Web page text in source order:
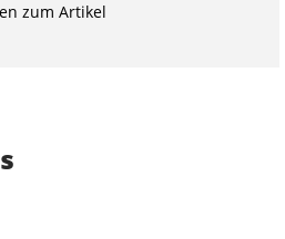
zum Artikel